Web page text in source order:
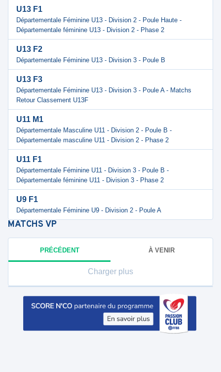
U13 F1
Départementale Féminine U13 - Division 2 - Poule Haute -
Départementale féminine U13 - Division 2 - Phase 2
U13 F2
Départementale Féminine U13 - Division 3 - Poule B
U13 F3
Départementale Féminine U13 - Division 3 - Poule A - Matchs
Retour Classement U13F
U11 M1
Départementale Masculine U11 - Division 2 - Poule B -
Départementale masculine U11 - Division 2 - Phase 2
U11 F1
Départementale Féminine U11 - Division 3 - Poule B -
Départementale féminine U11 - Division 3 - Phase 2
U9 F1
Départementale Féminine U9 - Division 2 - Poule A
MATCHS VP
PRÉCÉDENT À VENIR
Charger plus